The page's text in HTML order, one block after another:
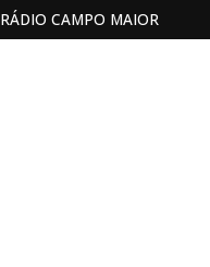
RÁDIO CAMPO MAIOR